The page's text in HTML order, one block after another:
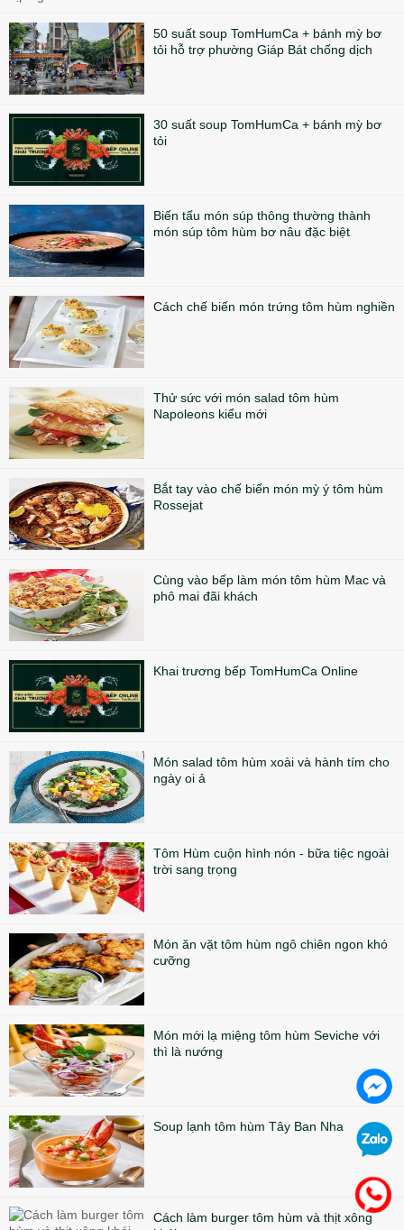
50 suất soup TomHumCa + bánh mỳ bơ
tỏi hỗ trợ phường Giáp Bát chống dịch
30 suất soup TomHumCa + bánh mỳ bơ
tỏi
Biến tấu món súp thông thường thành
món súp tôm hùm bơ nâu đặc biệt
Cách chế biến món trứng tôm hùm nghiền
Thử sức với món salad tôm hùm
Napoleons kiểu mới
Bắt tay vào chế biến món mỳ ý tôm hùm
Rossejat
Cùng vào bếp làm món tôm hùm Mac và
phô mai đãi khách
Khai trương bếp TomHumCa Online
Món salad tôm hùm xoài và hành tím cho
ngày oi ả
Tôm Hùm cuộn hình nón - bữa tiệc ngoài
trời sang trọng
Món ăn vặt tôm hùm ngô chiên ngon khó
cưỡng
Món mới lạ miệng tôm hùm Seviche với
thì là nướng
Soup lạnh tôm hùm Tây Ban Nha
Cách làm burger tôm hùm và thịt xông